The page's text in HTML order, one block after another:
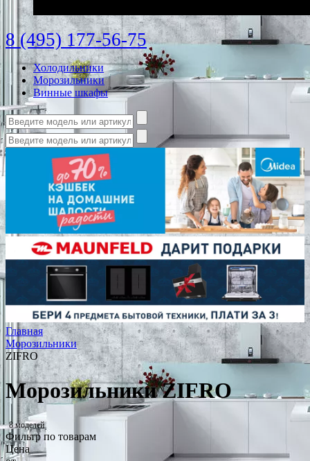
8 (495) 177-56-75
Холодильники
Морозильники
Винные шкафы
Главная
Морозильники
ZIFRO
Морозильники ZIFRO
8 моделей
Фильтр по товарам
Цена